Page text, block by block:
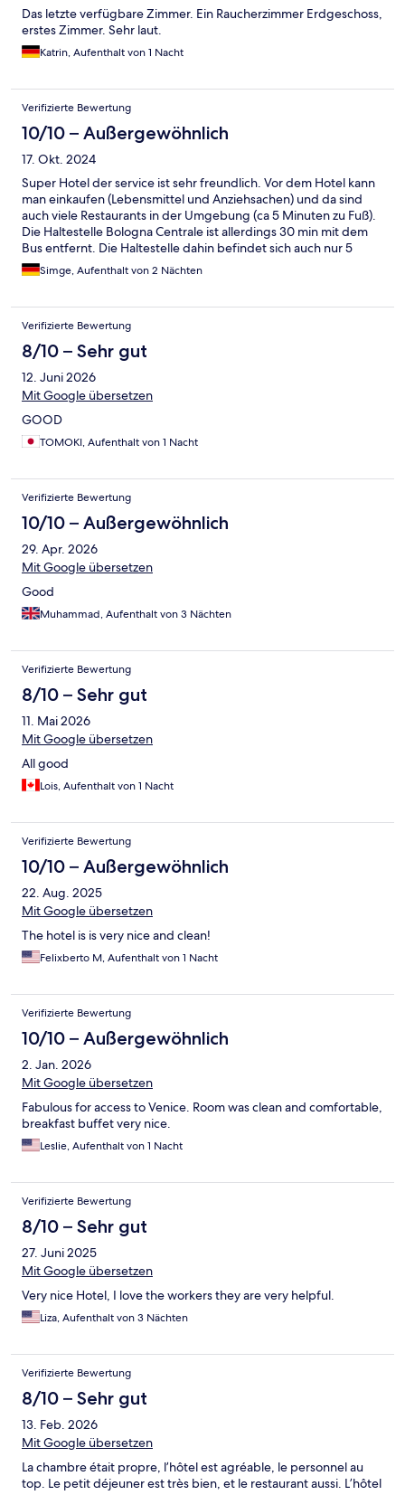
Das letzte verfügbare Zimmer. Ein Raucherzimmer Erdgeschoss,
erstes Zimmer. Sehr laut.
Katrin, Aufenthalt von 1 Nacht
Verifizierte Bewertung
10/10 – Außergewöhnlich
17. Okt. 2024
Super Hotel der service ist sehr freundlich. Vor dem Hotel kann
man einkaufen (Lebensmittel und Anziehsachen) und da sind
auch viele Restaurants in der Umgebung (ca 5 Minuten zu Fuß).
Die Haltestelle Bologna Centrale ist allerdings 30 min mit dem
Bus entfernt. Die Haltestelle dahin befindet sich auch nur 5
minuten vom Hotel. Das Hotel würde ich wirklich jedem weiter
empfehlen. Alles Top. ☺️
Simge, Aufenthalt von 2 Nächten
Verifizierte Bewertung
8/10 – Sehr gut
12. Juni 2026
Mit Google übersetzen
GOOD
TOMOKI, Aufenthalt von 1 Nacht
Verifizierte Bewertung
10/10 – Außergewöhnlich
29. Apr. 2026
Mit Google übersetzen
Good
Muhammad, Aufenthalt von 3 Nächten
Verifizierte Bewertung
8/10 – Sehr gut
11. Mai 2026
Mit Google übersetzen
All good
Lois, Aufenthalt von 1 Nacht
Verifizierte Bewertung
10/10 – Außergewöhnlich
22. Aug. 2025
Mit Google übersetzen
The hotel is is very nice and clean!
Felixberto M, Aufenthalt von 1 Nacht
Verifizierte Bewertung
10/10 – Außergewöhnlich
2. Jan. 2026
Mit Google übersetzen
Fabulous for access to Venice. Room was clean and comfortable,
breakfast buffet very nice.
Leslie, Aufenthalt von 1 Nacht
Verifizierte Bewertung
8/10 – Sehr gut
27. Juni 2025
Mit Google übersetzen
Very nice Hotel, I love the workers they are very helpful.
Liza, Aufenthalt von 3 Nächten
Verifizierte Bewertung
8/10 – Sehr gut
13. Feb. 2026
Mit Google übersetzen
La chambre était propre, l’hôtel est agréable, le personnel au
top. Le petit déjeuner est très bien, et le restaurant aussi. L’hôtel